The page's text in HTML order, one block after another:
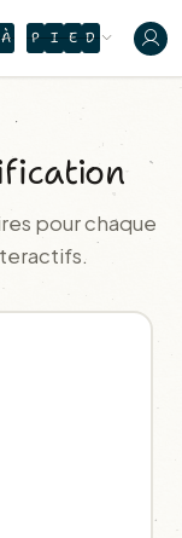
À P I E D
pour chaque